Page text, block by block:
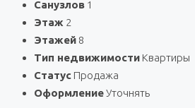
Санузлов 1
Этаж 2
Этажей 8
Тип недвижимости Квартиры
Статус Продажа
ОформлениеУточнять